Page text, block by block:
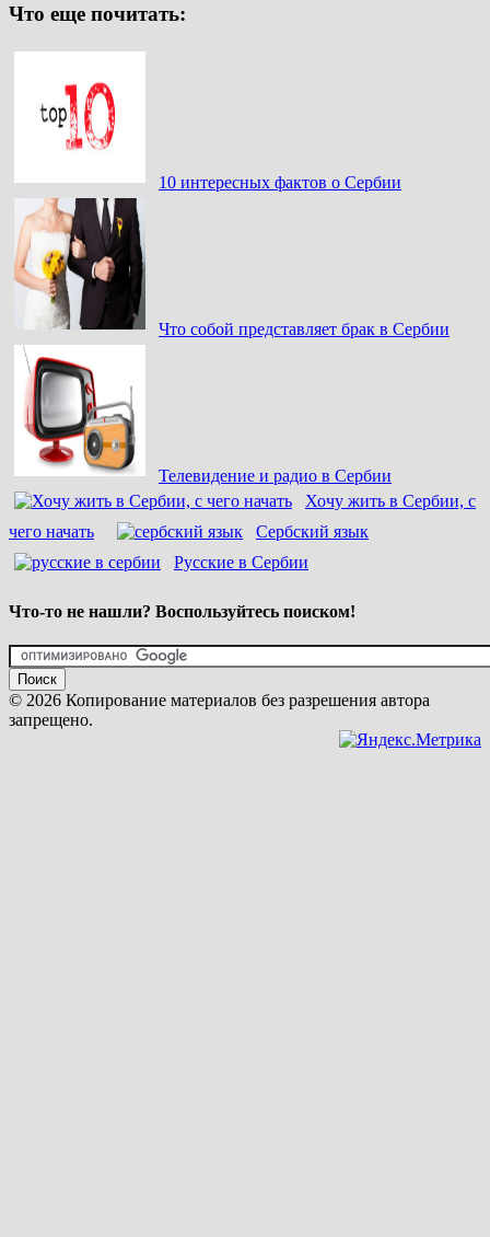
Что еще почитать:
10 интересных фактов о Сербии
Что собой представляет брак в Сербии
Телевидение и радио в Сербии
Хочу жить в Сербии, с
чего начать
Сербский язык
Русские в Сербии
Что-то не нашли? Воспользуйтесь поиском!
© 2026 Копирование материалов без разрешения автора
запрещено.